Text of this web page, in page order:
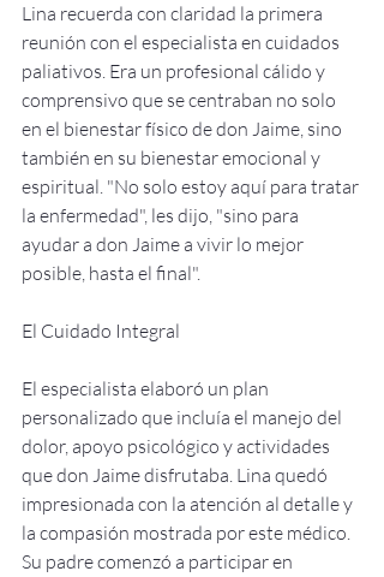
Lina recuerda con claridad la primera
reunión con el especialista en cuidados
paliativos. Era un profesional cálido y
comprensivo que se centraban no solo
en el bienestar físico de don Jaime, sino
también en su bienestar emocional y
espiritual. "No solo estoy aquí para tratar
la enfermedad", les dijo, "sino para
ayudar a don Jaime a vivir lo mejor
posible, hasta el final".
El Cuidado Integral
El especialista elaboró un plan
personalizado que incluía el manejo del
dolor, apoyo psicológico y actividades
que don Jaime disfrutaba. Lina quedó
impresionada con la atención al detalle y
la compasión mostrada por este médico.
Su padre comenzó a participar en